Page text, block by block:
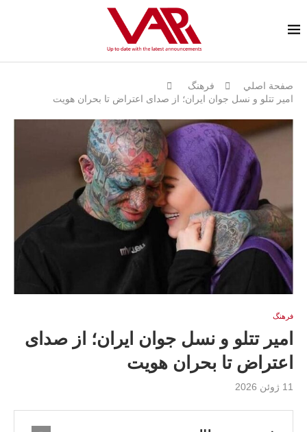
صفحة اصلي
فرهنگ
امیر تتلو و نسل جوان ایران؛ از صداى اعتراض تا بحران هویت
فرهنگ
امیر تتلو و نسل جوان ایران؛ از صداى
اعتراض تا بحران هویت
11 ژوئن 2026